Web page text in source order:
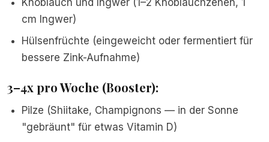
Knoblauch und Ingwer (1–2 Knoblauchzehen, 1
cm Ingwer)
Hülsenfrüchte (eingeweicht oder fermentiert für
bessere Zink-Aufnahme)
3–4x pro Woche (Booster):
Pilze (Shiitake, Champignons — in der Sonne
"gebräunt" für etwas Vitamin D)